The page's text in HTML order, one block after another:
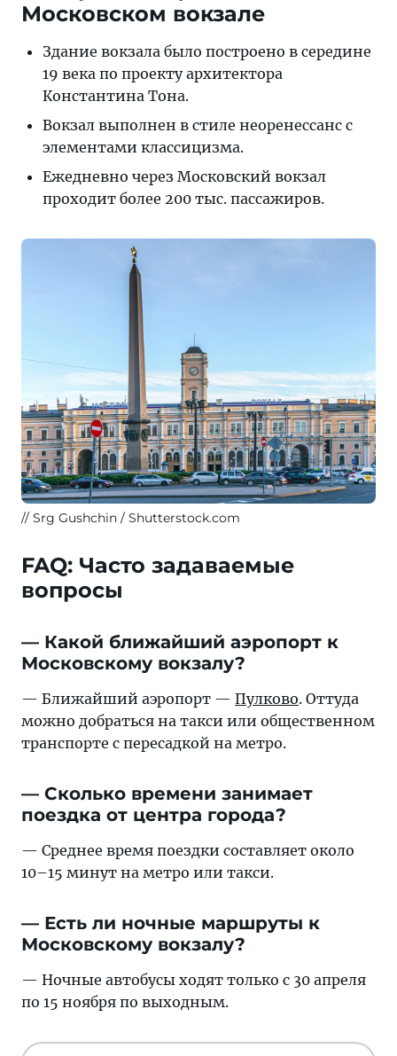
Московском вокзале
Здание вокзала было построено в середине
19 века по проекту архитектора
Константина Тона.
Вокзал выполнен в стиле неоренессанс с
элементами классицизма.
Ежедневно через Московский вокзал
проходит более 200 тыс. пассажиров.
Srg Gushchin / Shutterstock.com
FAQ: Часто задаваемые
вопросы
— Какой ближайший аэропорт к
Московскому вокзалу?
— Ближайший аэропорт — Пулково. Оттуда
можно добраться на такси или общественном
транспорте с пересадкой на метро.
— Сколько времени занимает
поездка от центра города?
— Среднее время поездки составляет около
10–15 минут на метро или такси.
— Есть ли ночные маршруты к
Московскому вокзалу?
— Ночные автобусы ходят только с 30 апреля
по 15 ноября по выходным.